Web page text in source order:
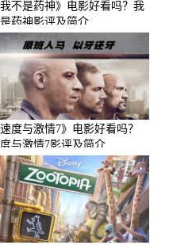
我不是药神》电影好看吗？我
药神影评及简介
速度与激情7》电影好看吗？
与激情7影评及简介